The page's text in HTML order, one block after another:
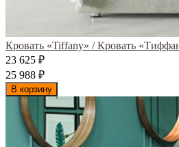
Кровать «Tiffany» / Кровать
23 625 ₽
25 988 ₽
В корзину